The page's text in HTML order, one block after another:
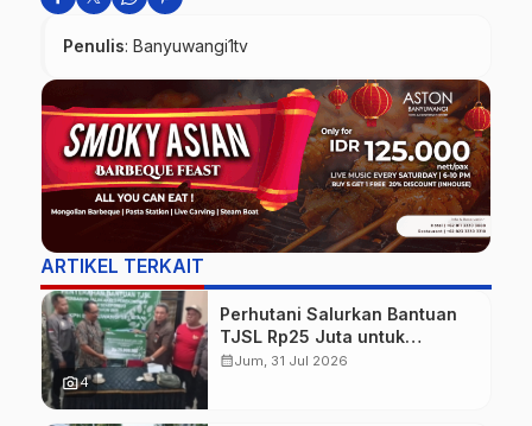
Penulis: Banyuwangi1tv
ARTIKEL TERKAIT
photo_camera4
Perhutani Salurkan Bantuan
TJSL Rp25 Juta untuk
Perbaikan Jalan Warga
calendar_monthJum, 31 Jul 2026